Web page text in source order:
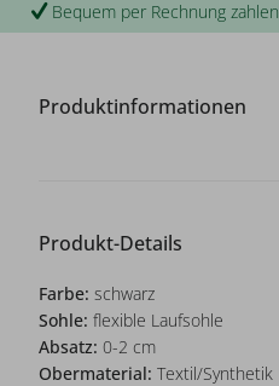
Bequem per Rechnung zahlen
Produktinformationen
Produkt-Details
Farbe:schwarz
Sohle: flexible Laufsohle
Absatz: 0-2 cm
Obermaterial: Textil/Synthetik